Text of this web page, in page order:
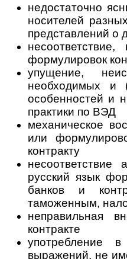
недостаточно
носителей
представлений о
формулировок
упущение,
необходимых и
особенностей и
практики по ВЭД
механическое
или
контракту
русский язык
банков и
таможенным,
неправильная
контракте
употребление
выражений, не